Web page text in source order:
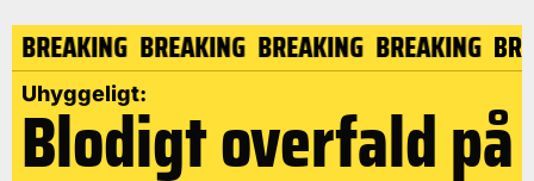
BREAKING BREAKING BREAKING BREAKING
Uhyggeligt:
Blodigt overfald på